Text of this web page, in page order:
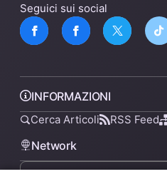
Seguici sui social
INFORMAZIONI
Cerca Articoli RSS Feed
Network